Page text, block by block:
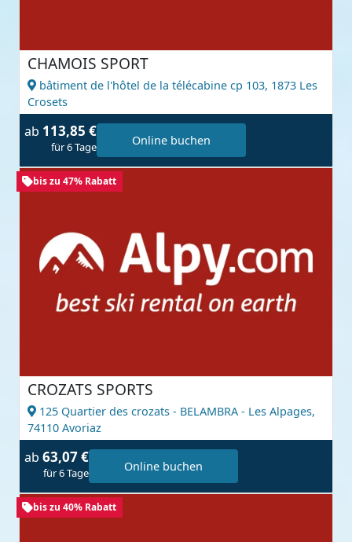
CHAMOIS SPORT
bâtiment de l'hôtel de la télécabine cp 103, 1873 Les
Crosets
ab 113,85 €
für 6 Tage Online buchen
bis zu 47% Rabatt
CROZATS SPORTS
125 Quartier des crozats - BELAMBRA - Les Alpages,
74110 Avoriaz
ab 63,07 €
für 6 Tage Online buchen
bis zu 40% Rabatt